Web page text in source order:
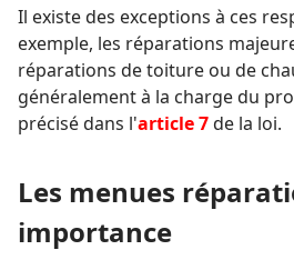
Il existe des exceptions à ces
exemple, les réparations
réparations de toiture ou de
généralement à la charge du
précisé dans l'article 7de la loi.
Les menues
importance